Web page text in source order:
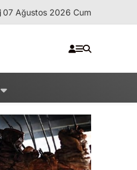
07 Ağustos 2026 Cum